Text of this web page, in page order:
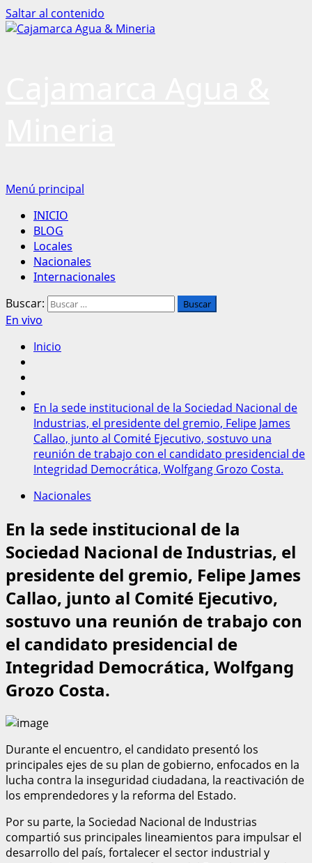
Saltar al contenido
Menú principal
INICIO
BLOG
Locales
Nacionales
Internacionales
Buscar:
En vivo
Inicio
En la sede institucional de la Sociedad Nacional de
Industrias, el presidente del gremio, Felipe James
Callao, junto al Comité Ejecutivo, sostuvo una
reunión de trabajo con el candidato presidencial de
Integridad Democrática, Wolfgang Grozo Costa.
Nacionales
En la sede institucional de la
Sociedad Nacional de Industrias, el
presidente del gremio, Felipe James
Callao, junto al Comité Ejecutivo,
sostuvo una reunión de trabajo con
el candidato presidencial de
Integridad Democrática, Wolfgang
Grozo Costa.
Durante el encuentro, el candidato presentó los
principales ejes de su plan de gobierno, enfocados en la
lucha contra la inseguridad ciudadana, la reactivación de
los emprendedores y la reforma del Estado.
Por su parte, la Sociedad Nacional de Industrias
compartió sus principales lineamientos para impulsar el
desarrollo del país, fortalecer el sector industrial y